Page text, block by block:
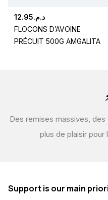
د.م.12.95
FLOCONS D’AVOINE
PRÉCUIT 500G AMGALITA
Des remises massives,
plus de plaisir pour
Support is our main